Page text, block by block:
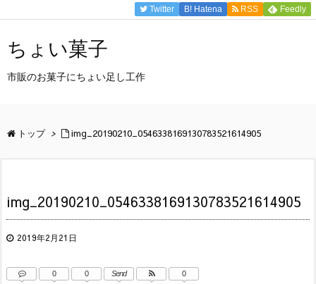
Twitter B! Hatena RSS Feedly
ちょい菓子
市販のお菓子にちょい足し工作
トップ > img_20190210_0546338169130783521614905
img_20190210_0546338169130783521614905
2019年2月21日
0 0 Send 0